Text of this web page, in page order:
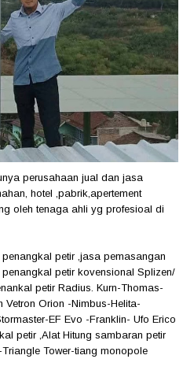
perusahaan jual dan jasa
hotel ,pabrik,apertement
oleh tenaga ahli yg profesioal di
penangkal petir ,jasa pemasangan
petir kovensional Splizen/
petir Radius. Kurn-Thomas-
Orion -Nimbus-Helita-
EF Evo -Franklin- Ufo Erico
petir ,Alat Hitung sambaran petir
Tower-tiang monopole